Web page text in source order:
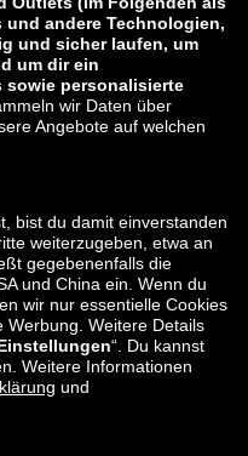
zalando-lounge.cz
zalando-lounge.sk
zalando-lounge.hr
zalando-lounge.ee
zalando-lounge.no